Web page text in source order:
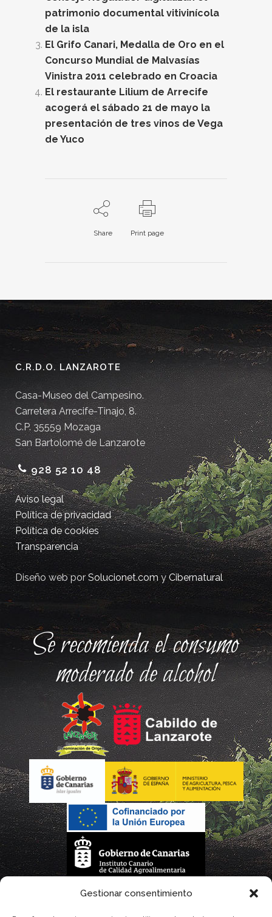
Gestionar consentimiento
patrimonio documental vitivinícola
de la isla
El Grifo Canari, Medalla de Oro en el
Concurso Mundial de Malvasías
Vinistra 2011 celebrado en Croacia
El restaurante Lilium de Arrecife
acogerá el sábado 21 de mayo la
presentación de tres vinos de Vega
de Yuco
Share Print page
C.R.D.O. LANZAROTE
Casa-Museo del Campesino.
Carretera Arrecife-Tinajo, 8.
C.P. 35559 Mozaga
San Bartolomé de Lanzarote
928 52 10 48
Aviso legal
Política de privacidad
Política de cookies
Transparencia
Diseño web porSolucionet.comyCibernatural
Se recomienda el consumo
moderado de alcohol
La gestión de la DOP Lanzarote realizada por este Consejo Regulador es financiada,